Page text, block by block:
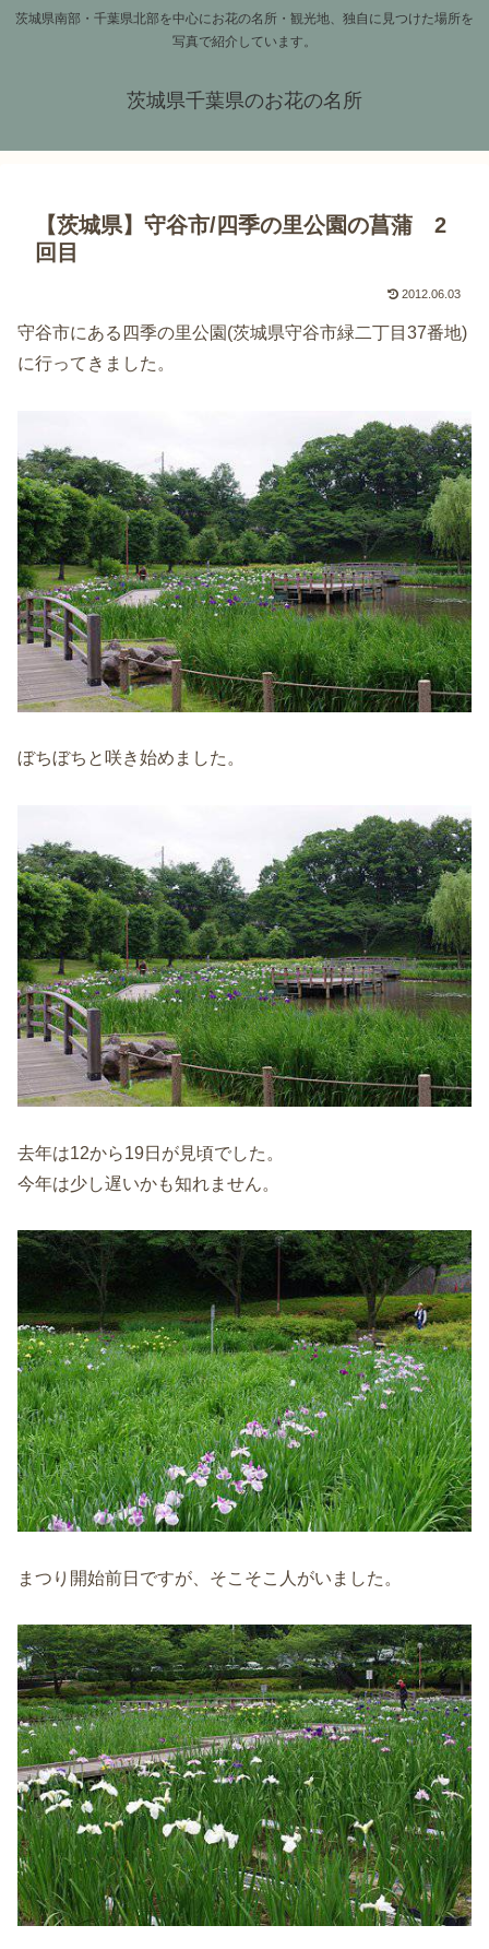
茨城県南部・千葉県北部を中心にお花の名所・観光地、独自に見つけた場所を
写真で紹介しています。
茨城県千葉県のお花の名所
【茨城県】守谷市/四季の里公園の菖蒲 2
回目
2012.06.03
守谷市にある四季の里公園(茨城県守谷市緑二丁目37番地)
に行ってきました。
ぼちぼちと咲き始めました。
去年は12から19日が見頃でした。
今年は少し遅いかも知れません。
まつり開始前日ですが、そこそこ人がいました。